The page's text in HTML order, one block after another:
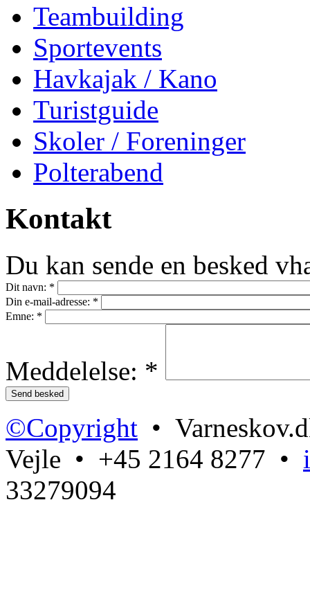
Teambuilding
Sportevents
Havkajak / Kano
Turistguide
Skoler / Foreninger
Polterabend
Kontakt
Du kan sende en besked
Dit navn: *
Din e-mail-adresse: *
Emne: *
Meddelelse: *
©Copyright •
Vejle • +45 2164 8277 •
33279094